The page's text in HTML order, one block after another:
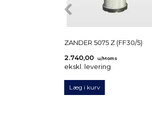
ZANDER 5075 Z (FF30/5)
2.740,00
u/Moms
ekskl. levering
Læg i kurv